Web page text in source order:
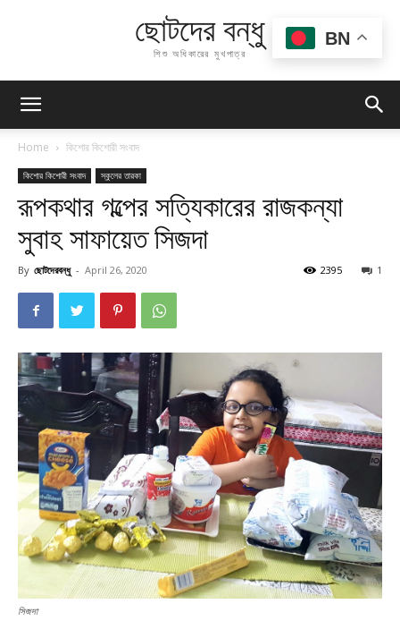
ছোটদের বন্ধু
শিশু অধিকারের মুখপাত্র
Home কিশোর কিশোরী সংবাদ
কিশোর কিশোরী সংবাদ স্কুলের তারকা
রূপকথার গল্পের সত্যিকারের রাজকন্যা
সুবাহ সাফায়েত সিজদা
By ছোটদেরবন্ধু - April 26, 2020 1
2395
সিজদা
BN